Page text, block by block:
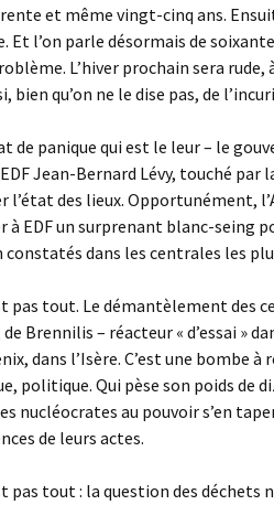
et même vingt-cinq ans.
Et l’on parle désormais de
L’hiver prochain sera rude,
bien qu’on ne le dise pas, de
de panique qui est le leur – le
Jean-Bernard Lévy, touché
l’état des lieux. Opportunément,
à EDF un surprenant blanc-seing
dans les centrales les
pas tout. Le démantèlement des
Brennilis – réacteur « d’essai »
dans l’Isère. C’est une bombe
politique. Qui pèse son poids de
nucléocrates au pouvoir s’en
de leurs actes.
pas tout : la question des déchets